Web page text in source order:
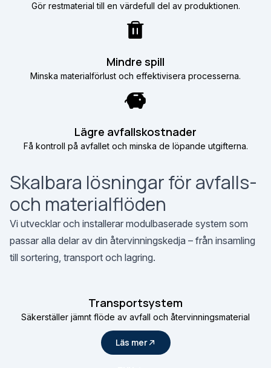
Gör restmaterial till en värdefull del av produktionen.
Mindre spill
Minska materialförlust och effektivisera processerna.
Lägre avfallskostnader
Få kontroll på avfallet och minska de löpande utgifterna.
Skalbara lösningar för avfalls-
och materialflöden
Vi utvecklar och installerar modulbaserade system som
passar alla delar av din återvinningskedja – från insamling
till sortering, transport och lagring.
Transportsystem
Säkerställer jämnt flöde av avfall och återvinningsmaterial
Läs mer